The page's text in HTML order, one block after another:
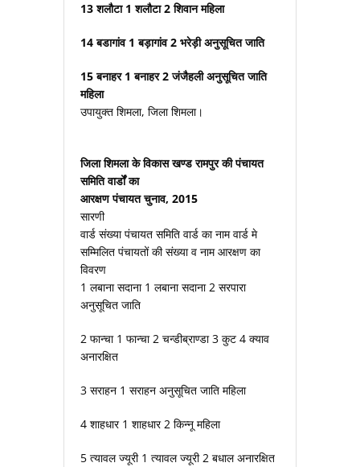
13 शलौटा 1 शलौटा 2 शिवान महिला
14 बडागांव 1 बड़ागांव 2 भरेड़ी अनुसूचित जाति
15 बनाहर 1 बनाहर 2 जंजैहली अनुसूचित जाति
महिला
उपायुक्त शिमला, जिला शिमला।
जिला शिमला के विकास खण्ड रामपुर की पंचायत
समिति वार्डों का
आरक्षण पंचायत चुनाव, 2015
सारणी
वार्ड संख्या पंचायत समिति वार्ड का नाम वार्ड मे
सम्मिलित पंचायतों की संख्या व नाम आरक्षण का
विवरण
1 लबाना सदाना 1 लबाना सदाना 2 सरपारा
अनुसूचित जाति
2 फान्चा 1 फान्चा 2 चन्डीब्राण्डा 3 कुट 4 क्याव
अनारक्षित
3 सराहन 1 सराहन अनुसूचित जाति महिला
4 शाहधार 1 शाहधार 2 किन्नू महिला
5 त्यावल ज्यूरी 1 त्यावल ज्यूरी 2 बधाल अनारक्षित